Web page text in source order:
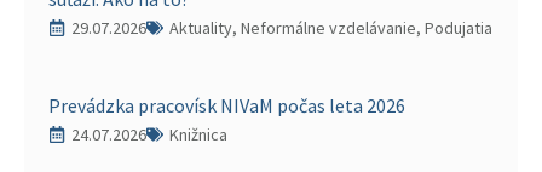
29.07.2026 Aktuality, Neformálne vzdelávanie, Podujatia
Prevádzka pracovísk NIVaM počas leta 2026
24.07.2026 Knižnica